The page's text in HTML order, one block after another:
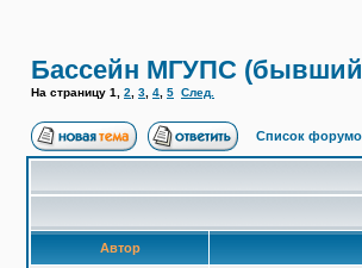
Бассейн МГУПС
На страницу 1 2 3 4 5 След.
Список
Автор